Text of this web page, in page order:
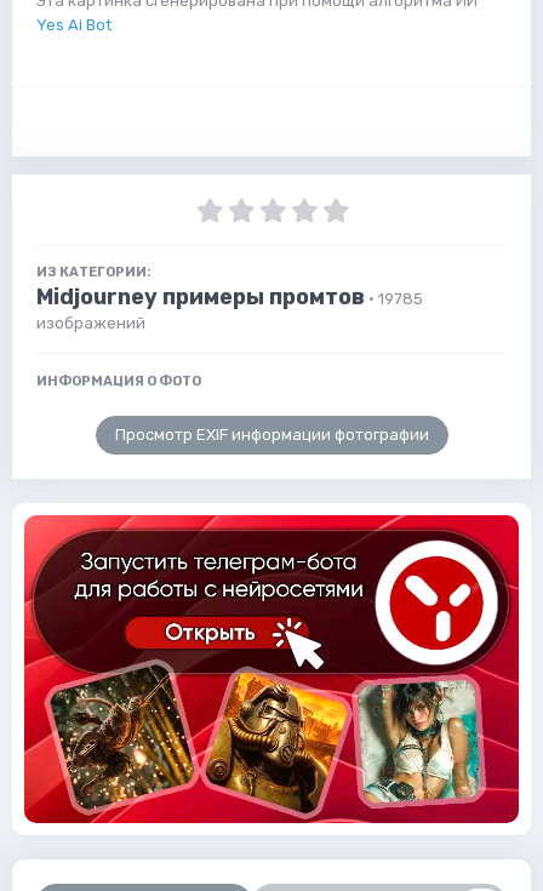
Yes Ai Bot
ИЗ КАТЕГОРИИ:
Midjourney примеры промтов · 19785
изображений
ИНФОРМАЦИЯ О ФОТО
Просмотр EXIF информации фотографии